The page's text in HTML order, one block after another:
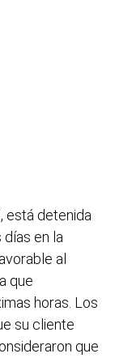
está detenida
en la
al
que
horas. Los
su cliente
que